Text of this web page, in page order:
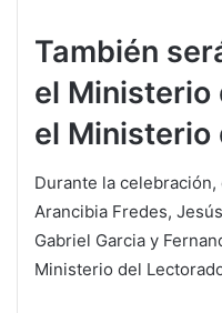
También
el Ministerio
el
Durante la
Arancibia Fredes,
Gabriel Garcia y
Ministerio del